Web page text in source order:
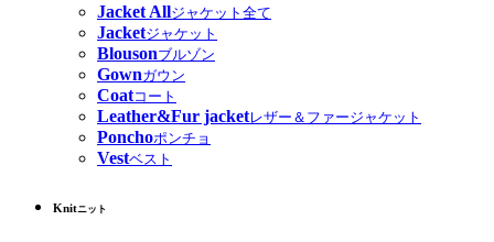
Jacket Allジャケット全て
Jacketジャケット
Blousonブルゾン
Gownガウン
Coatコート
Leather&Fur jacketレザー＆ファージャケット
Ponchoポンチョ
Vestベスト
Knitニット